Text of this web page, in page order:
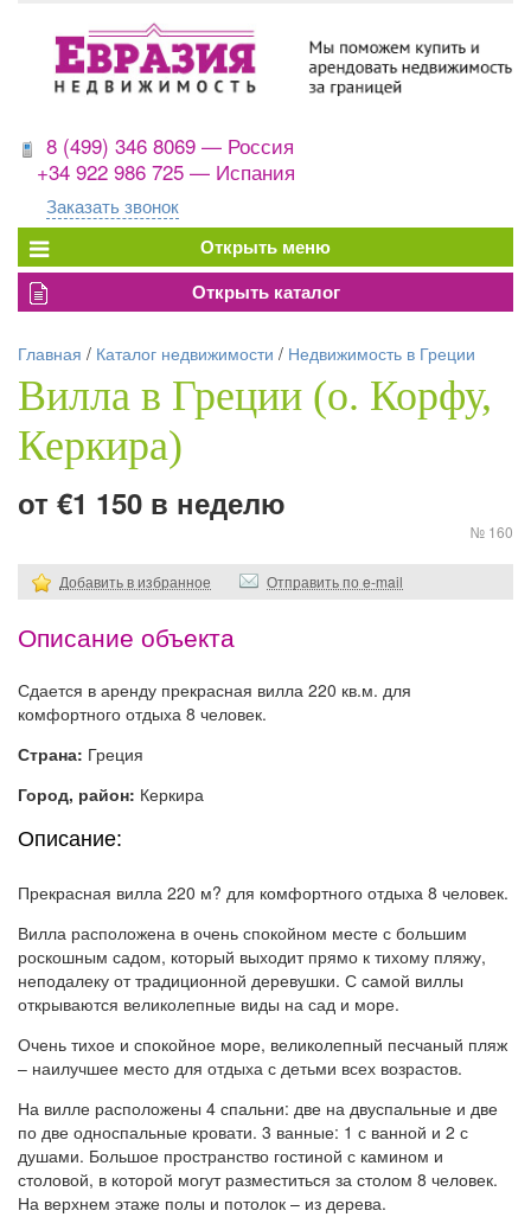
8 (499) 346 8069 — Россия
+34 922 986 725 — Испания
Заказать звонок
Главная / Каталог недвижимости / Недвижимость в Греции
Вилла в Греции (о. Корфу,
Керкира)
от €1 150 в неделю
№ 160
Добавить в избранное Отправить по e-mail
Описание объекта
Сдается в аренду прекрасная вилла 220 кв.м. для
комфортного отдыха 8 человек.
Страна: Греция
Город, район: Керкира
Описание:
Прекрасная вилла 220 м? для комфортного отдыха 8 человек.
Вилла расположена в очень спокойном месте с большим
роскошным садом, который выходит прямо к тихому пляжу,
неподалеку от традиционной деревушки. С самой виллы
открываются великолепные виды на сад и море.
Очень тихое и спокойное море, великолепный песчаный пляж
– наилучшее место для отдыха с детьми всех возрастов.
На вилле расположены 4 спальни: две на двуспальные и две
по две односпальные кровати. 3 ванные: 1 с ванной и 2 с
душами. Большое пространство гостиной с камином и
столовой, в которой могут разместиться за столом 8 человек.
На верхнем этаже полы и потолок – из дерева.